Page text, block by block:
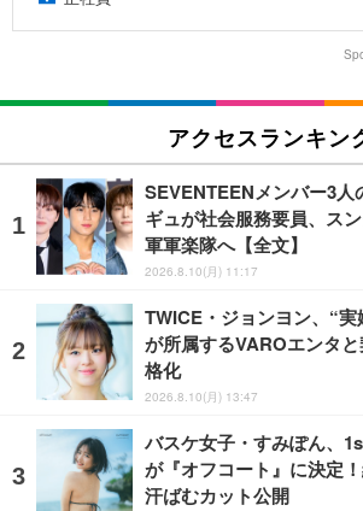
アクセスランキン
SEVENTEENメンバー3
ギュが社会服務要員、ス
軍軍楽隊へ【全文】
2026.8.10(月) 11:17
TWICE・ジョンヨン、“
が所属するVAROエンタ
格化
2026.8.10(月) 13:47
バスケ女子・すみぽん、
が『オフコート』に決定
汗ばむカット公開